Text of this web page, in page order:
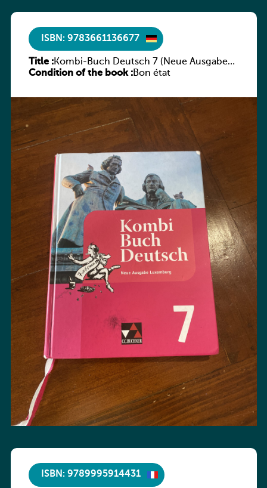
ISBN: 9783661136677
Title :Kombi-Buch Deutsch 7 (Neue Ausgabe
Luxemburg)
Condition of the book :Bon état
ISBN: 9789995914431